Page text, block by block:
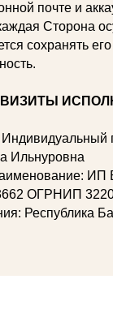
почте и
Сторона
сохранять его
Ильнуровна
ИП
ОГРНИП
Республика